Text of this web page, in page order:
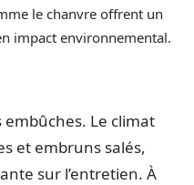
le chanvre offrent un
impact environnemental.
embûches. Le climat
et embruns salés,
sur l’entretien. À